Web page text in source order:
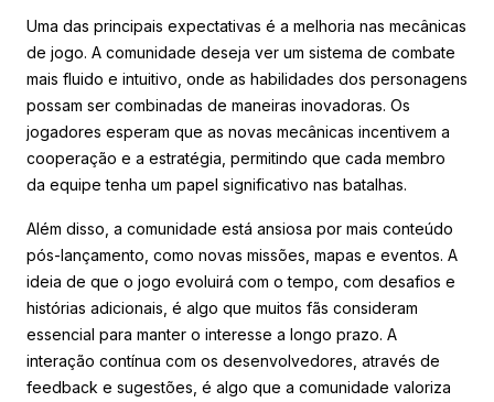
Uma das principais expectativas é a melhoria nas mecânicas
de jogo. A comunidade deseja ver um sistema de combate
mais fluido e intuitivo, onde as habilidades dos personagens
possam ser combinadas de maneiras inovadoras. Os
jogadores esperam que as novas mecânicas incentivem a
cooperação e a estratégia, permitindo que cada membro
da equipe tenha um papel significativo nas batalhas.
Além disso, a comunidade está ansiosa por mais conteúdo
pós-lançamento, como novas missões, mapas e eventos. A
ideia de que o jogo evoluirá com o tempo, com desafios e
histórias adicionais, é algo que muitos fãs consideram
essencial para manter o interesse a longo prazo. A
interação contínua com os desenvolvedores, através de
feedback e sugestões, é algo que a comunidade valoriza